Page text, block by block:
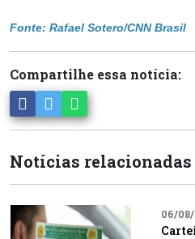
Fonte: Rafael Sotero/CNN Brasil
Compartilhe essa notícia:
Notícias relacionadas
06/